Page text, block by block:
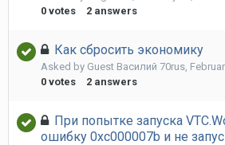
0 votes 2 answers
Как сбросить экономику
Asked by Guest Василий 70rus,
0 votes 2 answers
При попытке запуска
ошибку 0xc000007b и не